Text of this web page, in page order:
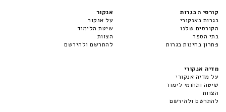
קורסי הבגרות
בגרות באנקורי
הקורסים שלנו
בתי הספר
פתרון בחינות בגרות
אנקור
על אנקור
שיטת הלימוד
הצוות
להתרשם ולהירשם
מדיה אנקורי
על מדיה אנקורי
שיטה ותחומי לימוד
הצוות
להתרשם ולהירשם